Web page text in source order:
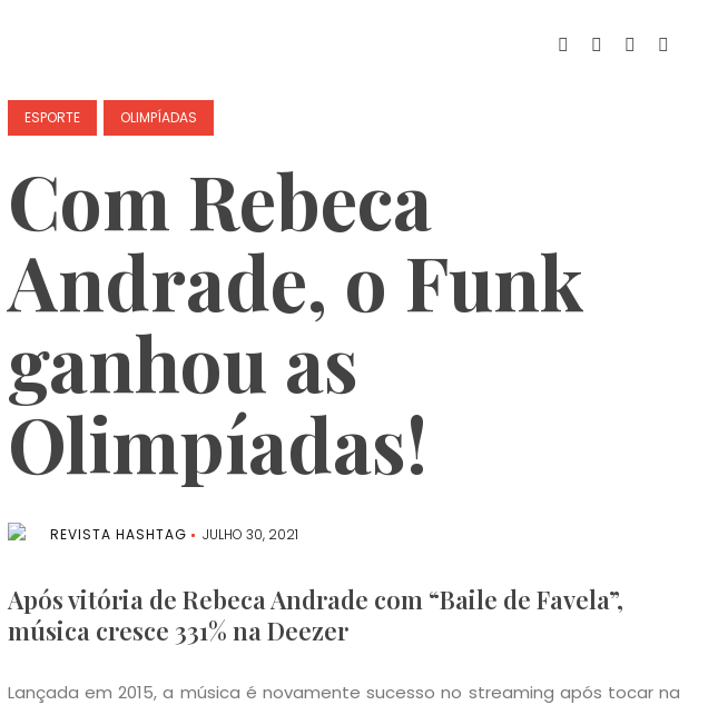
ESPORTE OLIMPÍADAS
Com Rebeca
Andrade, o Funk
ganhou as
Olimpíadas!
REVISTA HASHTAG JULHO 30, 2021
Após vitória de Rebeca Andrade com “Baile de Favela”,
música cresce 331% na Deezer
Lançada em 2015, a música é novamente sucesso no streaming após tocar na